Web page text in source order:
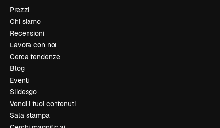
Prezzi
Chi siamo
Recensioni
Lavora con noi
Cerca tendenze
Blog
Eventi
Slidesgo
Vendi i tuoi contenuti
Sala stampa